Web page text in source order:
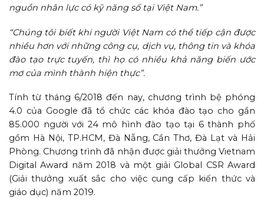
nguồn nhân lực có kỹ năng số tại Việt Nam.”
“Chúng tôi biết khi người Việt Nam có thể tiếp cận được
nhiều hơn với những công cụ, dịch vụ, thông tin và khóa
đào tạo trực tuyến, thì họ có nhiều khả năng biến ước
mơ của mình thành hiện thực”.
Tính từ tháng 6/2018 đến nay, chương trình bệ phóng
4.0 của Google đã tổ chức các khóa đào tạo cho gần
85.000 người với 24 mô hình đào tạo tại 6 thành phố
gồm Hà Nội, TP.HCM, Đà Nẵng, Cần Thơ, Đà Lạt và Hải
Phòng. Chương trình đã nhận được giải thưởng Vietnam
Digital Award năm 2018 và một giải Global CSR Award
(Giải thưởng xuất sắc cho việc cung cấp kiến thức và
giáo dục) năm 2019.